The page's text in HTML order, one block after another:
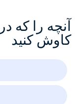
آنچه را که
کاوش کنید